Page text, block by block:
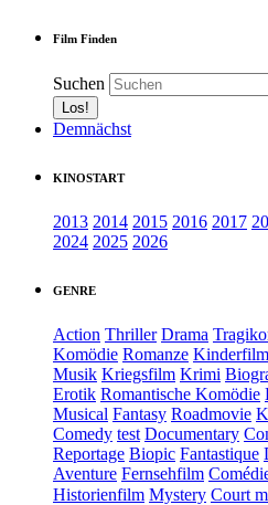
Film Finden
Suchen
Demnächst
KINOSTART
2013 2014 2015 2016 2017
2024 2025 2026
GENRE
Action Thriller Drama
Komödie Romanze Kinderfilm
Musik Kriegsfilm Krimi
Erotik Romantische Komödie
Musical Fantasy Roadmovie
Comedy test Documentary
Reportage Biopic Fantastique
Aventure Fernsehfilm
Historienfilm Mystery Court